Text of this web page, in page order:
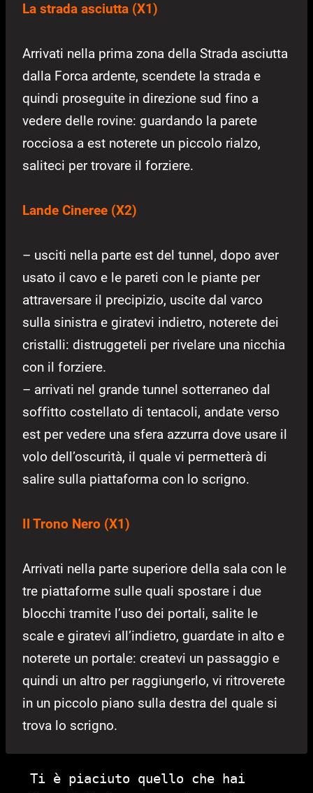
La strada asciutta (X1)
Arrivati nella prima zona della Strada asciutta
dalla Forca ardente, scendete la strada e
quindi proseguite in direzione sud fino a
vedere delle rovine: guardando la parete
rocciosa a est noterete un piccolo rialzo,
saliteci per trovare il forziere.
Lande Cineree (X2)
– usciti nella parte est del tunnel, dopo aver
usato il cavo e le pareti con le piante per
attraversare il precipizio, uscite dal varco
sulla sinistra e giratevi indietro, noterete dei
cristalli: distruggeteli per rivelare una nicchia
con il forziere.
– arrivati nel grande tunnel sotterraneo dal
soffitto costellato di tentacoli, andate verso
est per vedere una sfera azzurra dove usare il
volo dell’oscurità, il quale vi permetterà di
salire sulla piattaforma con lo scrigno.
Il Trono Nero (X1)
Arrivati nella parte superiore della sala con le
tre piattaforme sulle quali spostare i due
blocchi tramite l’uso dei portali, salite le
scale e giratevi all’indietro, guardate in alto e
noterete un portale: createvi un passaggio e
quindi un altro per raggiungerlo, vi ritroverete
in un piccolo piano sulla destra del quale si
trova lo scrigno.
Ti è piaciuto quello che hai